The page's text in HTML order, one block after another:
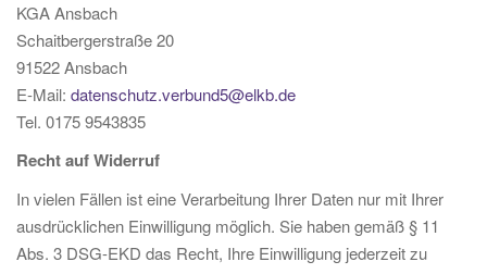
KGA Ansbach
Schaitbergerstraße 20
91522 Ansbach
E-Mail: datenschutz.verbund5@elkb.de
Tel. 0175 9543835
Recht auf Widerruf
In vielen Fällen ist eine Verarbeitung Ihrer Daten nur mit Ihrer
ausdrücklichen Einwilligung möglich. Sie haben gemäß § 11
Abs. 3 DSG-EKD das Recht, Ihre Einwilligung jederzeit zu